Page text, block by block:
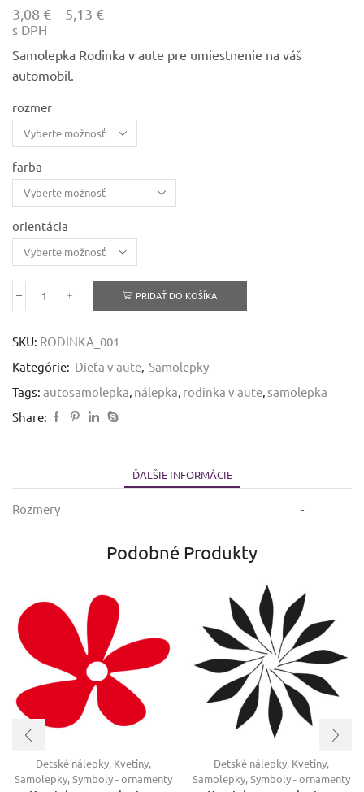
3,08 €– 5,13 €Price
3,08 €
through
s DPH
Samolepka Rodinka v aute pre umiestnenie na váš
automobil.
rozmer
farba
orientácia
množstvo
Rodinka
aute
samolepka
PRIDAŤ DO KOŠÍKA
SKU: RODINKA_001
Kategórie: Dieťa v aute Samolepky
Tags: autosamolepka nálepka rodinka v aute samolepka
Share:
ĎALŠIE INFORMÁCIE
Rozmery -
Podobné Produkty
Detské nálepky, Kvetiny,
Samolepky,Symboly - ornamenty
Detské nálepky, Kvetiny,
Samolepky,Symboly - ornamenty